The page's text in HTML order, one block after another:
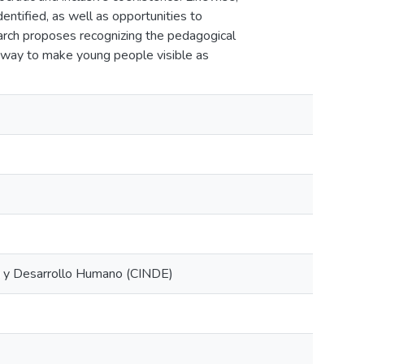
as well as opportunities to
proposes recognizing the pedagogical
to make young people visible as
Desarrollo Humano (CINDE)